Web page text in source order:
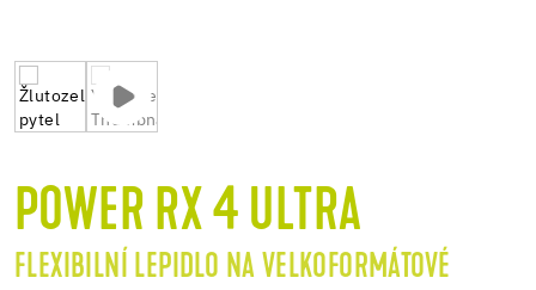
POWER RX 4 ULTRA
FLEXIBILNÍ LEPIDLO NA VELKOFORMÁTOVÉ